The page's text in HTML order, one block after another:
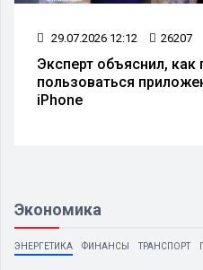
29.07.2026 12:12 26207
Эксперт объяснил, как
пользоваться
iPhone
Экономика
ЭНЕРГЕТИКА ФИНАНСЫ ТРАНСПОРТ